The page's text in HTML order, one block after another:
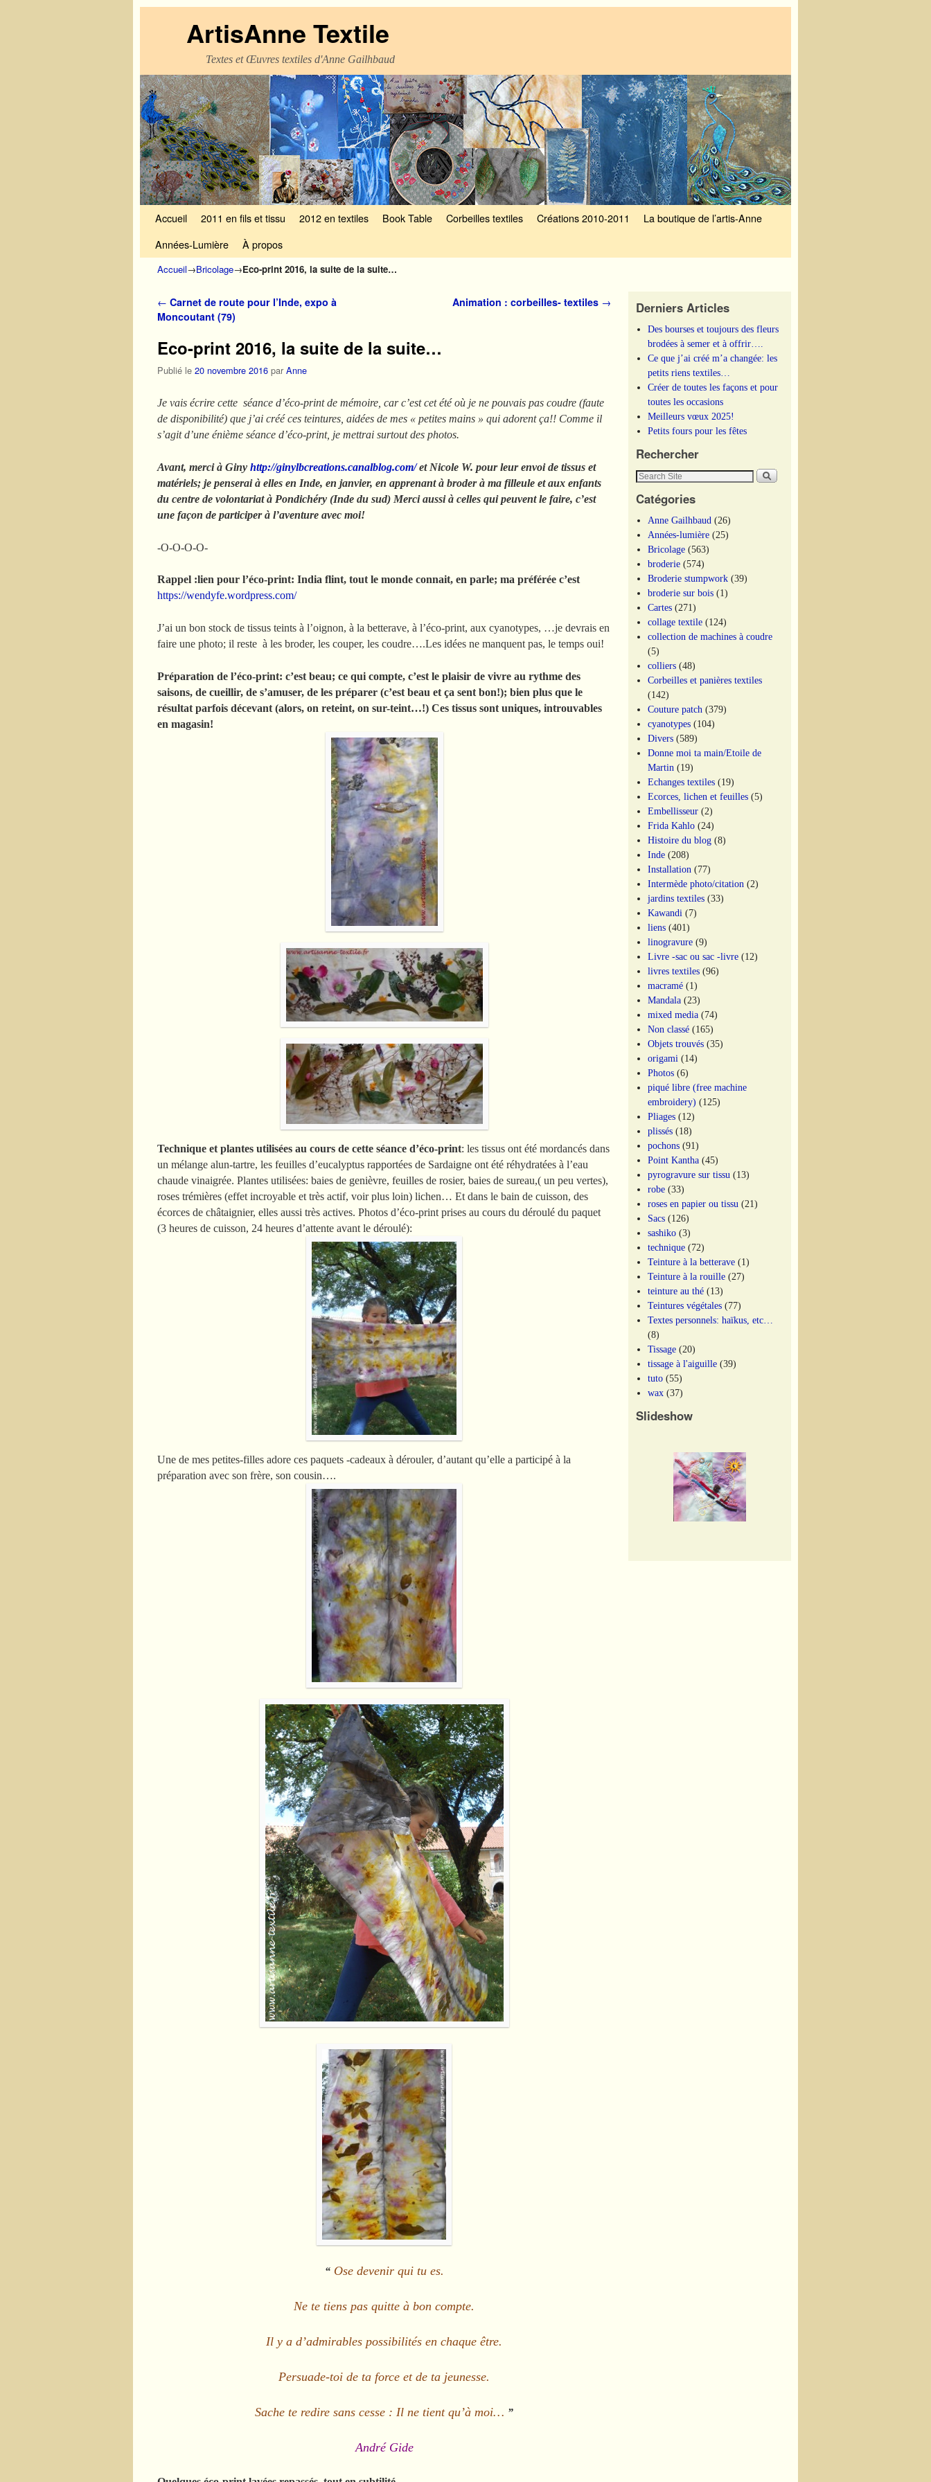
ArtisAnne Textile
Textes et Œuvres textiles d'Anne Gailhbaud
Accueil 2011 en fils et tissu 2012 en textiles Book Table Corbeilles textiles Créations 2010-2011
La boutique de l’artis-Anne
Années-Lumière
À propos
Accueil→Bricolage→Eco-print 2016, la suite de la suite…
Navigation des articles
← Carnet de route pour l’Inde, expo à
Moncoutant (79)
Animation : corbeilles- textiles →
Eco-print 2016, la suite de la suite…
Publié le 20 novembre 2016 par Anne
Je vais écrire cette séance d’éco-print de mémoire, car c’est cet été où je ne pouvais pas coudre (faute
de disponibilité) que j’ai créé ces teintures, aidées de mes « petites mains » qui adorent ça!! Comme il
s’agit d’une énième séance d’éco-print, je mettrai surtout des photos.
Avant, merci à Giny http://ginylbcreations.canalblog.com/et Nicole W. pour leur envoi de tissus et
matériels; je penserai à elles en Inde, en janvier, en apprenant à broder à ma filleule et aux enfants
du centre de volontariat à Pondichéry (Inde du sud) Merci aussi à celles qui peuvent le faire, c’est
une façon de participer à l’aventure avec moi!
-O-O-O-O-
Rappel :lien pour l’éco-print: India flint, tout le monde connait, en parle; ma préférée c’est
https://wendyfe.wordpress.com/
J’ai un bon stock de tissus teints à l’oignon, à la betterave, à l’éco-print, aux cyanotypes, …je devrais en
faire une photo; il reste à les broder, les couper, les coudre….Les idées ne manquent pas, le temps oui!
Préparation de l’éco-print: c’est beau; ce qui compte, c’est le plaisir de vivre au rythme des
saisons, de cueillir, de s’amuser, de les préparer (c’est beau et ça sent bon!); bien plus que le
résultat parfois décevant (alors, on reteint, on sur-teint…!) Ces tissus sont uniques, introuvables
en magasin!
Technique et plantes utilisées au cours de cette séance d’éco-print: les tissus ont été mordancés dans
un mélange alun-tartre, les feuilles d’eucalyptus rapportées de Sardaigne ont été réhydratées à l’eau
chaude vinaigrée. Plantes utilisées: baies de genièvre, feuilles de rosier, baies de sureau,( un peu vertes),
roses trémières (effet incroyable et très actif, voir plus loin) lichen… Et dans le bain de cuisson, des
écorces de châtaignier, elles aussi très actives. Photos d’éco-print prises au cours du déroulé du paquet
(3 heures de cuisson, 24 heures d’attente avant le déroulé):
Une de mes petites-filles adore ces paquets -cadeaux à dérouler, d’autant qu’elle a participé à la
préparation avec son frère, son cousin….
“Ose devenir qui tu es.
Ne te tiens pas quitte à bon compte.
Il y a d’admirables possibilités en chaque être.
Persuade-toi de ta force et de ta jeunesse.
Sache te redire sans cesse : Il ne tient qu’à moi… ”
André Gide
Derniers Articles
Des bourses et toujours des fleurs
brodées à semer et à offrir….
Ce que j’ai créé m’a changée: les
petits riens textiles…
Créer de toutes les façons et pour
toutes les occasions
Meilleurs vœux 2025!
Petits fours pour les fêtes
Rechercher
Catégories
Anne Gailhbaud (26)
Années-lumière (25)
Bricolage (563)
broderie (574)
Broderie stumpwork (39)
broderie sur bois (1)
Cartes (271)
collage textile (124)
collection de machines à coudre
(5)
colliers (48)
Corbeilles et panières textiles
(142)
Couture patch (379)
cyanotypes (104)
Divers (589)
Donne moi ta main/Etoile de
Martin (19)
Echanges textiles (19)
Ecorces, lichen et feuilles (5)
Embellisseur (2)
Frida Kahlo (24)
Histoire du blog (8)
Inde (208)
Installation (77)
Intermède photo/citation (2)
jardins textiles (33)
Kawandi (7)
liens (401)
linogravure (9)
Livre -sac ou sac -livre (12)
livres textiles (96)
macramé (1)
Mandala (23)
mixed media (74)
Non classé (165)
Objets trouvés (35)
origami (14)
Photos (6)
piqué libre (free machine
embroidery) (125)
Pliages (12)
plissés (18)
pochons (91)
Point Kantha (45)
pyrogravure sur tissu (13)
robe (33)
roses en papier ou tissu (21)
Sacs (126)
sashiko (3)
technique (72)
Teinture à la betterave (1)
Teinture à la rouille (27)
teinture au thé (13)
Teintures végétales (77)
Textes personnels: haïkus, etc…
(8)
Tissage (20)
tissage à l'aiguille (39)
tuto (55)
wax (37)
Slideshow